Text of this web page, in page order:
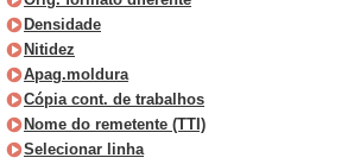
Densidade
Nitidez
Apag.moldura
Cópia cont. de trabalhos
Nome do remetente (TTI)
Selecionar linha